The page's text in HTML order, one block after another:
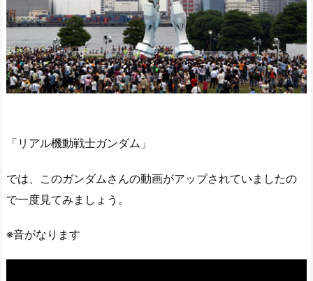
「リアル機動戦士ガンダム」
では、このガンダムさんの動画がアップされていましたの
で一度見てみましょう。
※音がなります